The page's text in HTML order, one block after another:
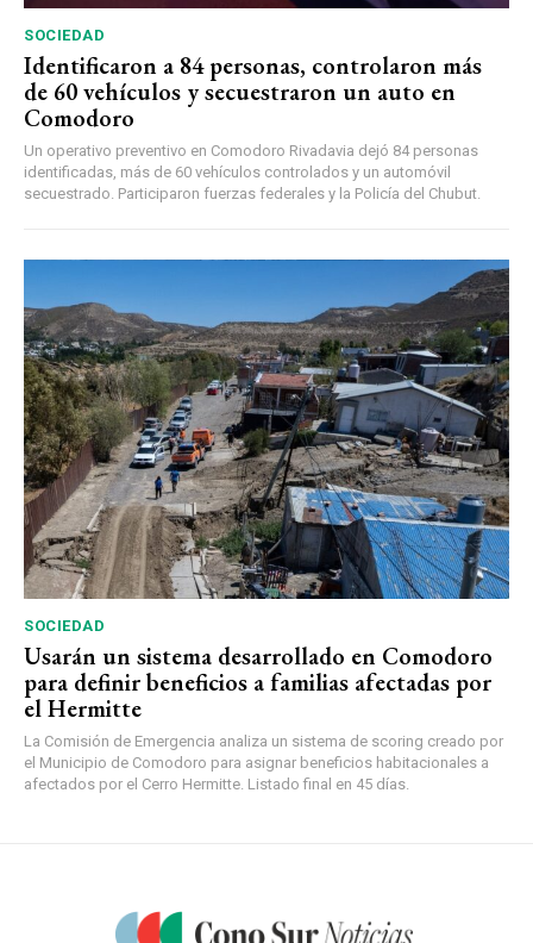
SOCIEDAD
Identificaron a 84 personas, controlaron más
de 60 vehículos y secuestraron un auto en
Comodoro
Un operativo preventivo en Comodoro Rivadavia dejó 84 personas
identificadas, más de 60 vehículos controlados y un automóvil
secuestrado. Participaron fuerzas federales y la Policía del Chubut.
SOCIEDAD
Usarán un sistema desarrollado en Comodoro
para definir beneficios a familias afectadas por
el Hermitte
La Comisión de Emergencia analiza un sistema de scoring creado por
el Municipio de Comodoro para asignar beneficios habitacionales a
afectados por el Cerro Hermitte. Listado final en 45 días.